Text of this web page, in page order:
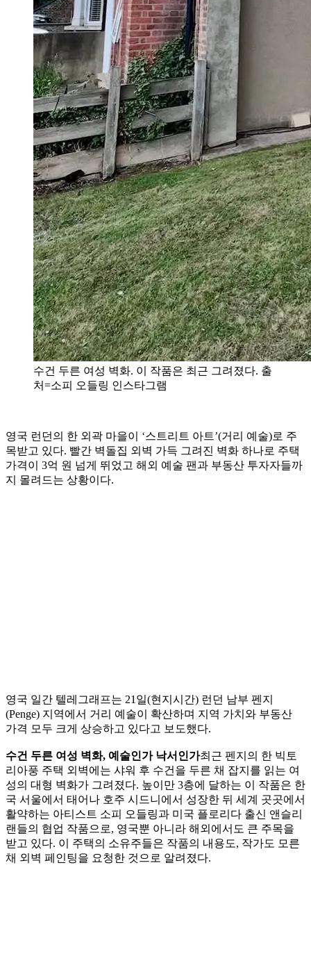
수건 두른 여성 벽화. 이 작품은 최근 그려졌다. 출
처=소피 오들링 인스타그램
영국 런던의 한 외곽 마을이 ‘스트리트 아트’(거리 예술)로 주
목받고 있다. 빨간 벽돌집 외벽 가득 그려진 벽화 하나로 주택
가격이 3억 원 넘게 뛰었고 해외 예술 팬과 부동산 투자자들까
지 몰려드는 상황이다.
영국 일간 텔레그래프는 21일(현지시간) 런던 남부 펜지
(Penge) 지역에서 거리 예술이 확산하며 지역 가치와 부동산
가격 모두 크게 상승하고 있다고 보도했다.
수건 두른 여성 벽화, 예술인가 낙서인가최근 펜지의 한 빅토
리아풍 주택 외벽에는 샤워 후 수건을 두른 채 잡지를 읽는 여
성의 대형 벽화가 그려졌다. 높이만 3층에 달하는 이 작품은 한
국 서울에서 태어나 호주 시드니에서 성장한 뒤 세계 곳곳에서
활약하는 아티스트 소피 오들링과 미국 플로리다 출신 앤슬리
랜들의 협업 작품으로, 영국뿐 아니라 해외에서도 큰 주목을
받고 있다. 이 주택의 소유주들은 작품의 내용도, 작가도 모른
채 외벽 페인팅을 요청한 것으로 알려졌다.